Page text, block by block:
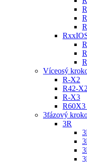
Víceosý
R-X2
R42-X2
R-X3
3fázový
3R